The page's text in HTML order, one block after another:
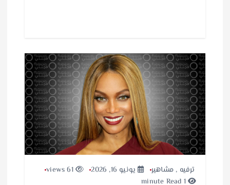
ترفيه , مشاهير يونيو 16, 2026
61 views
1 minute Read